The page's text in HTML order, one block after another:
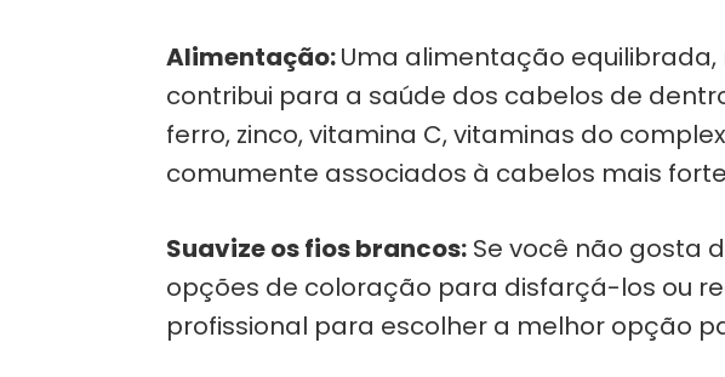
Alimentação:Uma alimentação
contribui para a saúde dos cabelos de
ferro, zinco, vitamina C, vitaminas do
comumente associados à cabelos mais
Suavize os fios brancos: Se você não gosta
opções de coloração para disfarçá-los ou
profissional para escolher a melhor opção